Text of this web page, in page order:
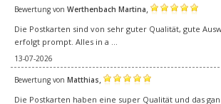
Bewertung von Werthenbach Martina,
Die Postkarten sind von sehr guter Qualität, gute
erfolgt prompt. Alles in a ...
13-07-2026
Bewertung von Matthias,
Die Postkarten haben eine super Qualität und das